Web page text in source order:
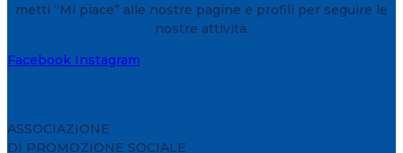
metti “Mi piace” alle nostre pagine e profili per seguire le
nostre attività.
Facebook Instagram
ASSOCIAZIONE
DI PROMOZIONE SOCIALE